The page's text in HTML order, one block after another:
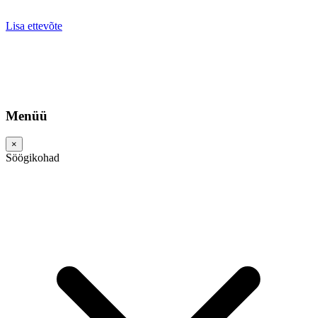
Lisa ettevõte
Menüü
×
Söögikohad